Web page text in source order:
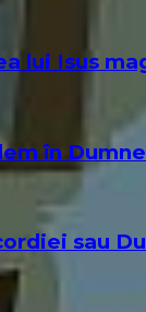
lui Isus
în
sau